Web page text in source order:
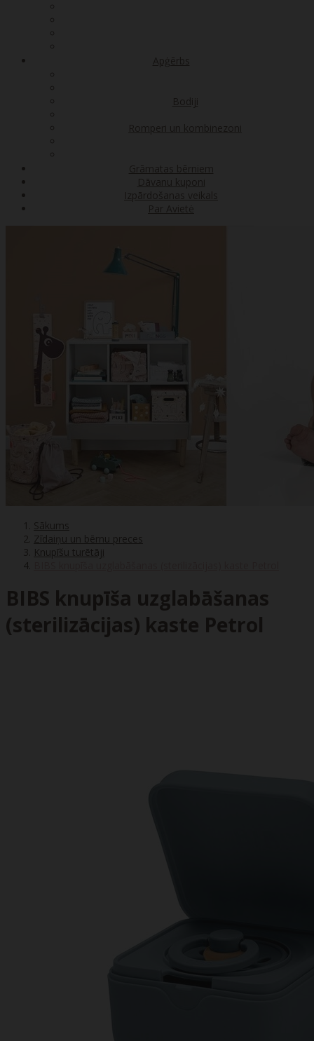
Apģērbs
Bodiji
Romperi un kombinezoni
Grāmatas bērniem
Dāvanu kuponi
Izpārdošanas veikals
Par Avietė
Sākums
Zīdaiņu un bērnu preces
Knupīšu turētāji
BIBS knupīša uzglabāšanas
(sterilizācijas) kaste Petrol